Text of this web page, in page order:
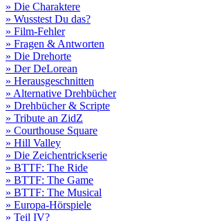
» Die Charaktere
» Wusstest Du das?
» Film-Fehler
» Fragen & Antworten
» Die Drehorte
» Der DeLorean
» Herausgeschnitten
» Alternative Drehbücher
» Drehbücher & Scripte
» Tribute an ZidZ
» Courthouse Square
» Hill Valley
» Die Zeichentrickserie
» BTTF: The Ride
» BTTF: The Game
» BTTF: The Musical
» Europa-Hörspiele
» Teil IV?